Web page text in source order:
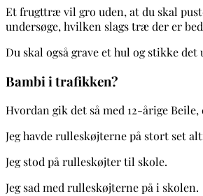
Et frugttræ vil gro uden, at du skal
undersøge, hvilken slags træ der er
Du skal også grave et hul og stikke
Bambi i trafikken?
Hvordan gik det så med 12-årige
Jeg havde rulleskøjterne på stort set
Jeg stod på rulleskøjter til skole.
Jeg sad med rulleskøjterne på i skolen.